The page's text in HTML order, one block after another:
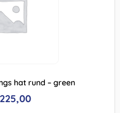
hat rund – green
225,00